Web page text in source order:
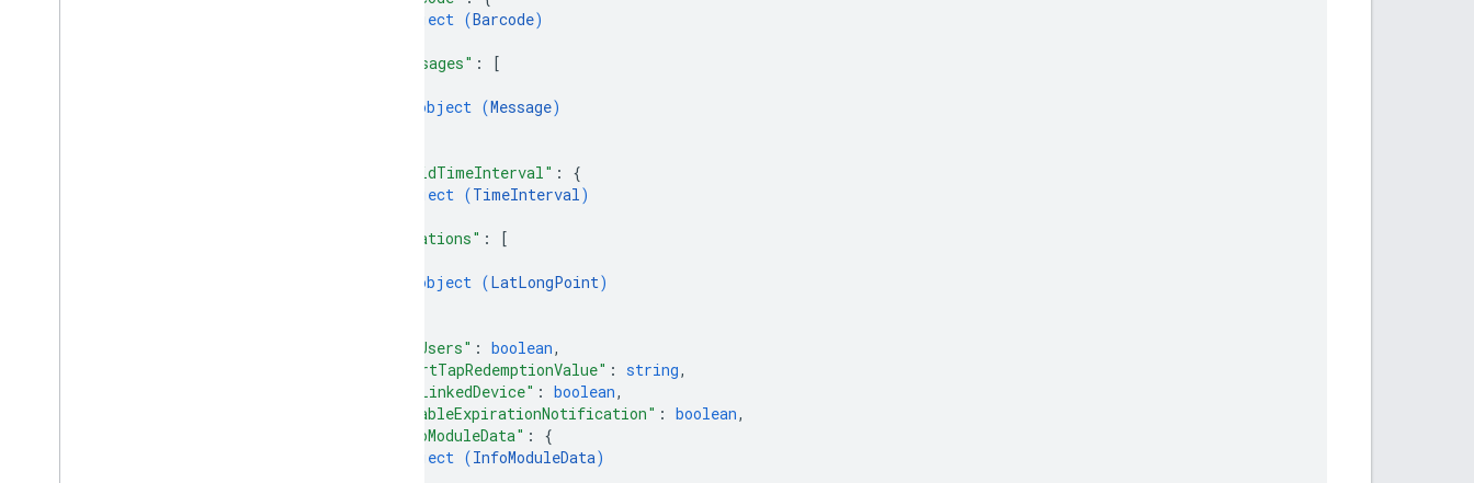
object (Barcode)
"messages" :
[
object (Message)
"validTimeInterval" : {
object (TimeInterval)
"locations" :
[
object (LatLongPoint)
"hasUsers" : boolean,
"smartTapRedemptionValue" : string,
"hasLinkedDevice" : boolean,
"disableExpirationNotification" : boolean,
"infoModuleData" : {
object (InfoModuleData)